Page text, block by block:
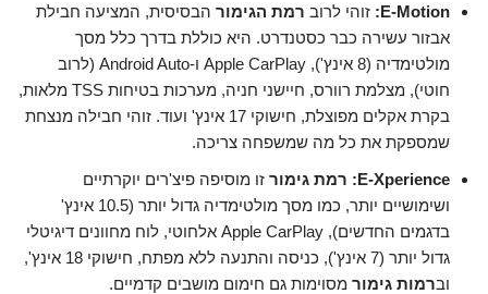
E-Motion: זוהי לרוב רמת הגימור הבסיסית, המציעה חבילת
אבזור עשירה כבר כסטנדרט. היא כוללת בדרך כלל מסך
מולטימדיה (8 אינץ'), Apple CarPlay ו-Android Auto (לרוב
חוטי), מצלמת רוורס, חיישני חניה, מערכות בטיחות TSS מלאות,
בקרת אקלים מפוצלת, חישוקי 17 אינץ' ועוד. זוהי חבילה מנצחת
שמספקת את כל מה שמשפחה צריכה.
E-Xperience:
רמת גימור זו מוסיפה פיצ'רים יוקרתיים
ושימושיים יותר, כמו מסך מולטימדיה גדול יותר (10.5 אינץ'
בדגמים החדשים), Apple CarPlay אלחוטי, לוח מחוונים דיגיטלי
גדול יותר (7 אינץ'), כניסה והתנעה ללא מפתח, חישוקי 18 אינץ',
וברמות גימור מסוימות גם חימום מושבים קדמיים.